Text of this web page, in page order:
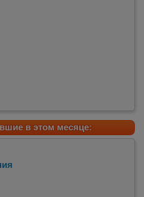
в этом месяце: